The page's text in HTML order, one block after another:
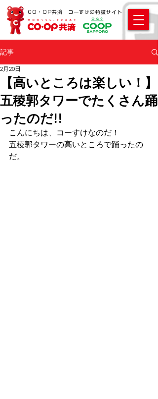
CO・OP共済 コーすけの特設サイト
記事
【高いところは楽しい！】
五稜郭タワーでたくさん踊
ったのだ!!
2月20日
こんにちは、コーすけなのだ！
五稜郭タワーの高いところで踊ったの
だ。